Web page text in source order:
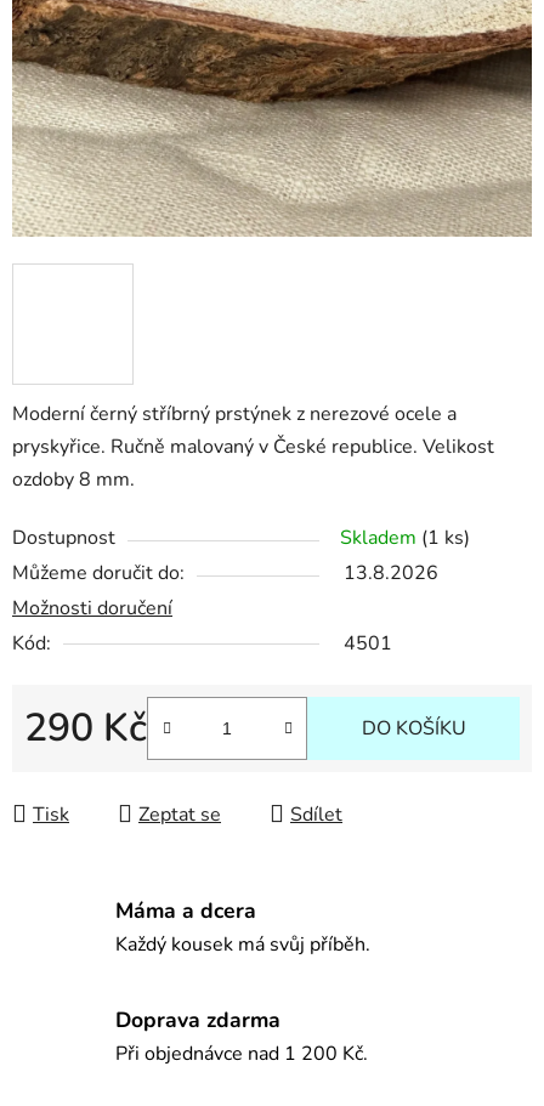
Moderní černý stříbrný prstýnek z nerezové ocele a
pryskyřice. Ručně malovaný v České republice. Velikost
ozdoby 8 mm.
Dostupnost Skladem (1 ks)
Můžeme doručit do:
13.8.2026
Možnosti doručení
Kód:
4501
290 Kč DO KOŠÍKU
Tisk Zeptat se Sdílet
Máma a dcera
Každý kousek má svůj příběh.
Doprava zdarma
Při objednávce nad 1 200 Kč.